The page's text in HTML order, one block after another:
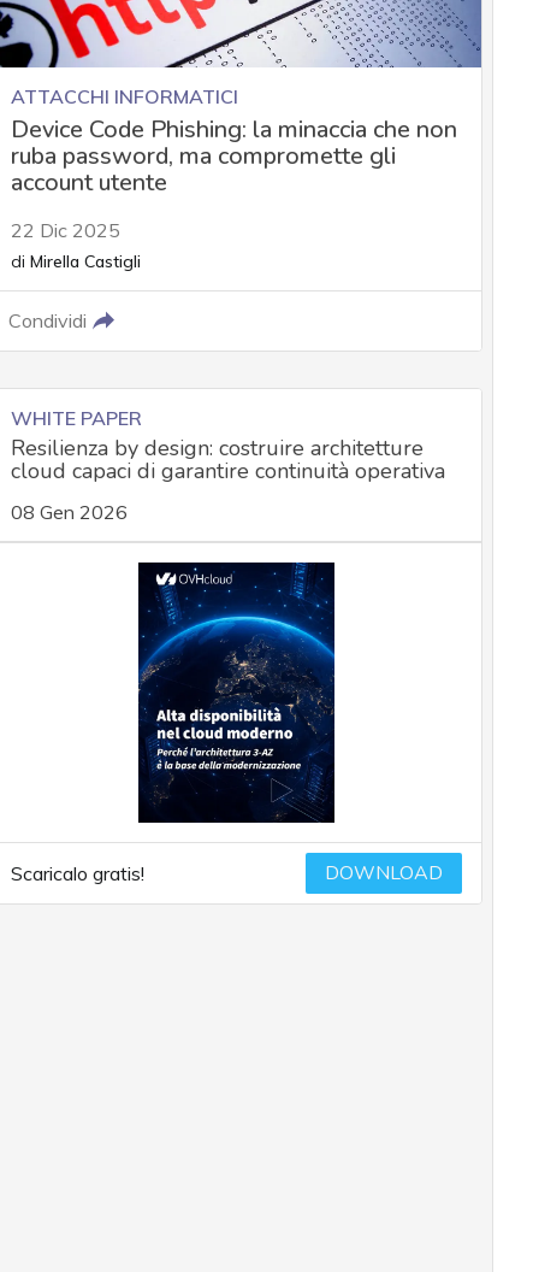
ATTACCHI INFORMATICI
Device Code Phishing: la minaccia che non
ruba password, ma compromette gli
account utente
22 Dic 2025
di Mirella Castigli
Condividi
WHITE PAPER
Resilienza by design: costruire architetture
cloud capaci di garantire continuità operativa
08 Gen 2026
Scaricalo gratis! DOWNLOAD